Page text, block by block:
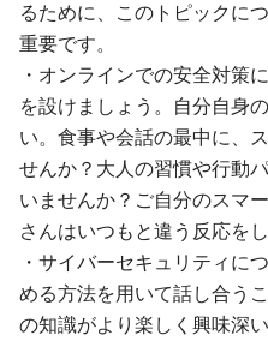
るために、このトピックに
重要です。
・オンラインでの安全対策
を設けましょう。自分自身
い。食事や会話の最中に、
せんか？大人の習慣や行動
いませんか？ご自分のスマ
さんはいつもと違う反応を
・サイバーセキュリティに
める方法を用いて話し合う
の知識がより楽しく興味深